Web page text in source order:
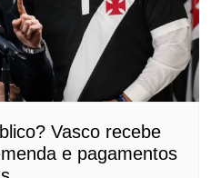
Vasco recebe
e pagamentos